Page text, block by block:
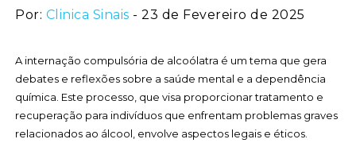
Por: Clinica Sinais - 23 de Fevereiro de 2025
A internação compulsória de alcoólatra é um tema que gera
debates e reflexões sobre a saúde mental e a dependência
química. Este processo, que visa proporcionar tratamento e
recuperação para indivíduos que enfrentam problemas graves
relacionados ao álcool, envolve aspectos legais e éticos.